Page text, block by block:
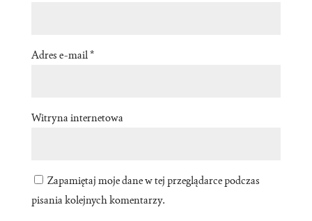
Adres e-mail*
Witryna internetowa
Zapamiętaj moje dane w tej przeglądarce podczas
pisania kolejnych komentarzy.